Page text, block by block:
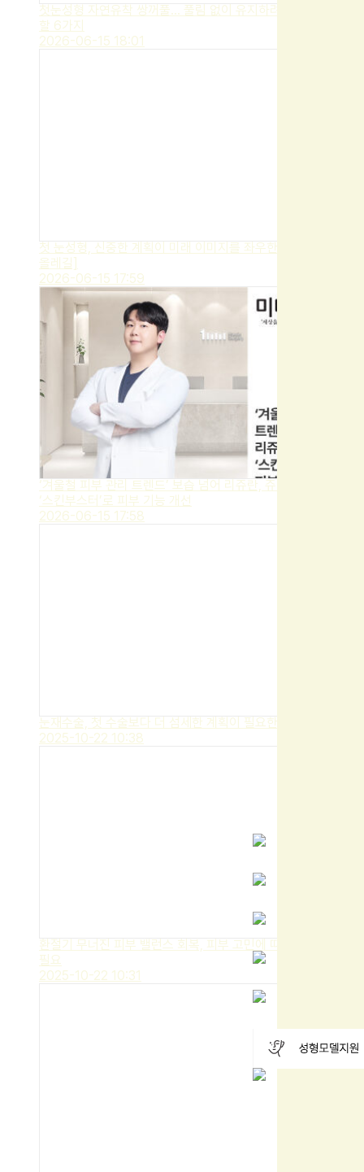
첫눈성형 자연유착 쌍꺼풀… 풀림 없이 유지하려면 꼭 확인해야
할 6가지
2026-06-15 18:01
첫 눈성형, 신중한 계획이 미래 이미지를 좌우한다 [건강
올레길]
2026-06-15 17:59
‘겨울철 피부 관리 트렌드’ 보습 넘어 리쥬란, 쥬베룩 등
‘스킨부스터’로 피부 기능 개선
2026-06-15 17:58
눈재수술, 첫 수술보다 더 섬세한 계획이 필요한 이유는?
2025-10-22 10:38
환절기 무너진 피부 밸런스 회복, 피부 고민에 따른 맞춤 시술
필요
2025-10-22 10:31